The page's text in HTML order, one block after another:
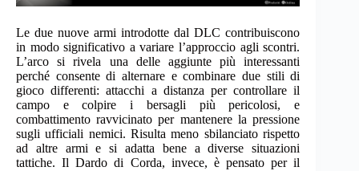
Le due nuove armi introdotte dal DLC contribuiscono
in modo significativo a variare l’approccio agli scontri.
L’arco si rivela una delle aggiunte più interessanti
perché consente di alternare e combinare due stili di
gioco differenti: attacchi a distanza per controllare il
campo e colpire i bersagli più pericolosi, e
combattimento ravvicinato per mantenere la pressione
sugli ufficiali nemici. Risulta meno sbilanciato rispetto
ad altre armi e si adatta bene a diverse situazioni
tattiche. Il Dardo di Corda, invece, è pensato per il